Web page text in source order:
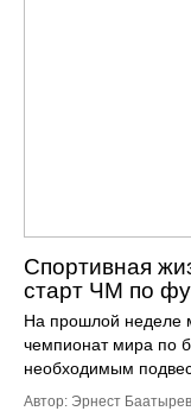
Спортивная
старт ЧМ по
На прошлой неделе
чемпионат мира по
необходимым
Автор: Эрнест Баатырев.